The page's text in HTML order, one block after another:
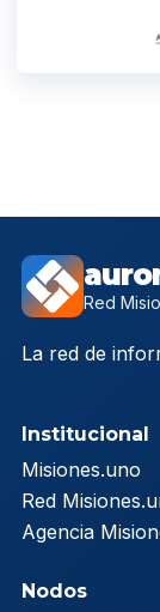
Red
La red de
Institucional
Misiones.uno
Red
Agencia
Nodos